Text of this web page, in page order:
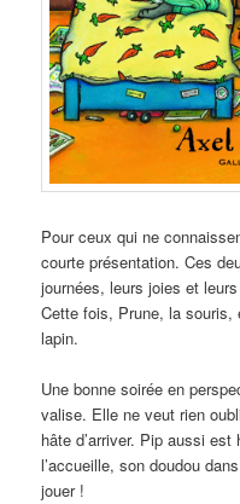
Pour ceux qui ne
courte présentation. Ces
journées, leurs joies et
Cette fois, Prune, la
lapin.
Une bonne soirée en
valise. Elle ne veut rien
hâte d’arriver. Pip aussi
l’accueille, son doudou
jouer !